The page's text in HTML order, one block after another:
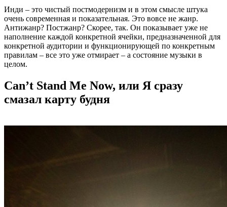
Инди – это чистый постмодернизм и в этом смысле штука
очень современная и показательная. Это вовсе не жанр.
Антижанр? Постжанр? Скорее, так. Он показывает уже не
наполнение каждой конкретной ячейки, предназначенной для
конкретной аудитории и функционирующей по конкретным
правилам – все это уже отмирает – а состояние музыки в
целом.
Can’t Stand Me Now, или Я сразу
смазал карту будня